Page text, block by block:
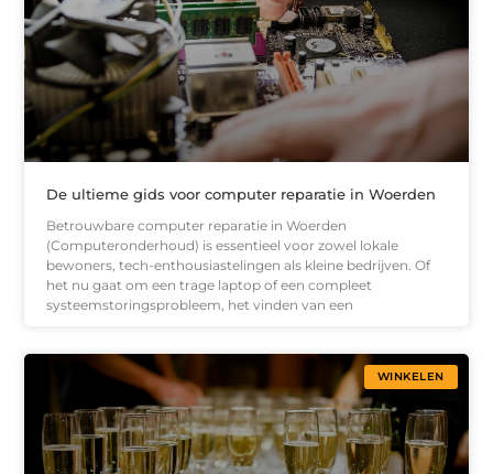
De ultieme gids voor computer reparatie in Woerden
Betrouwbare computer reparatie in Woerden
(Computeronderhoud) is essentieel voor zowel lokale
bewoners, tech-enthousiastelingen als kleine bedrijven. Of
het nu gaat om een trage laptop of een compleet
systeemstoringsprobleem, het vinden van een
WINKELEN